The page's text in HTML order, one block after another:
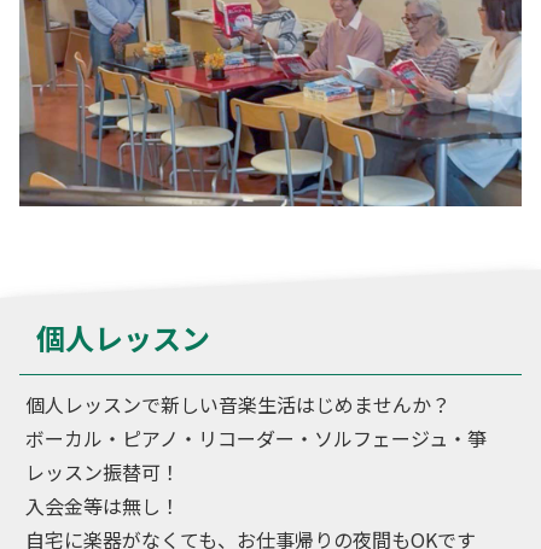
個人レッスン
個人レッスンで新しい音楽生活はじめませんか？
ボーカル・ピアノ・リコーダー・ソルフェージュ・箏
レッスン振替可！
入会金等は無し！
自宅に楽器がなくても、お仕事帰りの夜間もOKです